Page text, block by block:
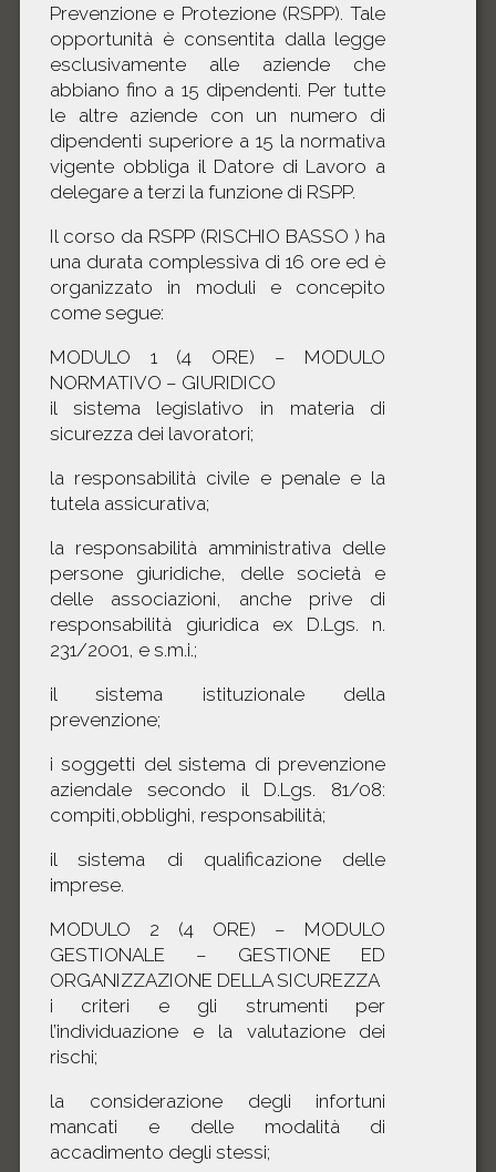
Prevenzione e Protezione (RSPP). Tale
opportunità è consentita dalla legge
esclusivamente alle aziende che
abbiano fino a 15 dipendenti. Per tutte
le altre aziende con un numero di
dipendenti superiore a 15 la normativa
vigente obbliga il Datore di Lavoro a
delegare a terzi la funzione di RSPP.
Il corso da RSPP (RISCHIO BASSO ) ha
una durata complessiva di 16 ore ed è
organizzato in moduli e concepito
come segue:
MODULO 1 (4 ORE) – MODULO
NORMATIVO – GIURIDICO
il sistema legislativo in materia di
sicurezza dei lavoratori;
la responsabilità civile e penale e la
tutela assicurativa;
la responsabilità amministrativa delle
persone giuridiche, delle società e
delle associazioni, anche prive di
responsabilità giuridica ex D.Lgs. n.
231/2001, e s.m.i.;
il sistema istituzionale della
prevenzione;
i soggetti del sistema di prevenzione
aziendale secondo il D.Lgs. 81/08:
compiti,obblighi, responsabilità;
il sistema di qualificazione delle
imprese.
MODULO 2 (4 ORE) – MODULO
GESTIONALE – GESTIONE ED
ORGANIZZAZIONE DELLA SICUREZZA
i criteri e gli strumenti per
l’individuazione e la valutazione dei
rischi;
la considerazione degli infortuni
mancati e delle modalità di
accadimento degli stessi;